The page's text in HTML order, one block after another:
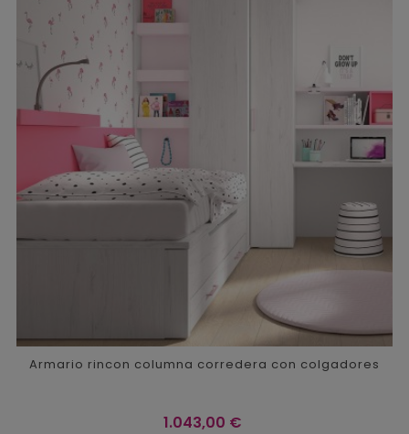
Armario rincon columna corredera con colgadores
Precio
1.043,00 €